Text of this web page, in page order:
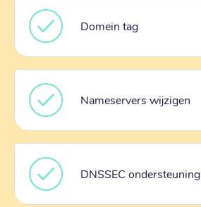
Domein tag
Nameservers wijzigen
DNSSEC ondersteuning